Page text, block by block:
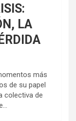
LA
más
de su papel
colectiva de